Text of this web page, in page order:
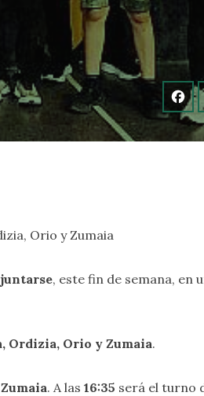
Orio y Zumaia
, este fin de semana, en
Ordizia, Orio y Zumaia.
. A las 16:35 será el turno